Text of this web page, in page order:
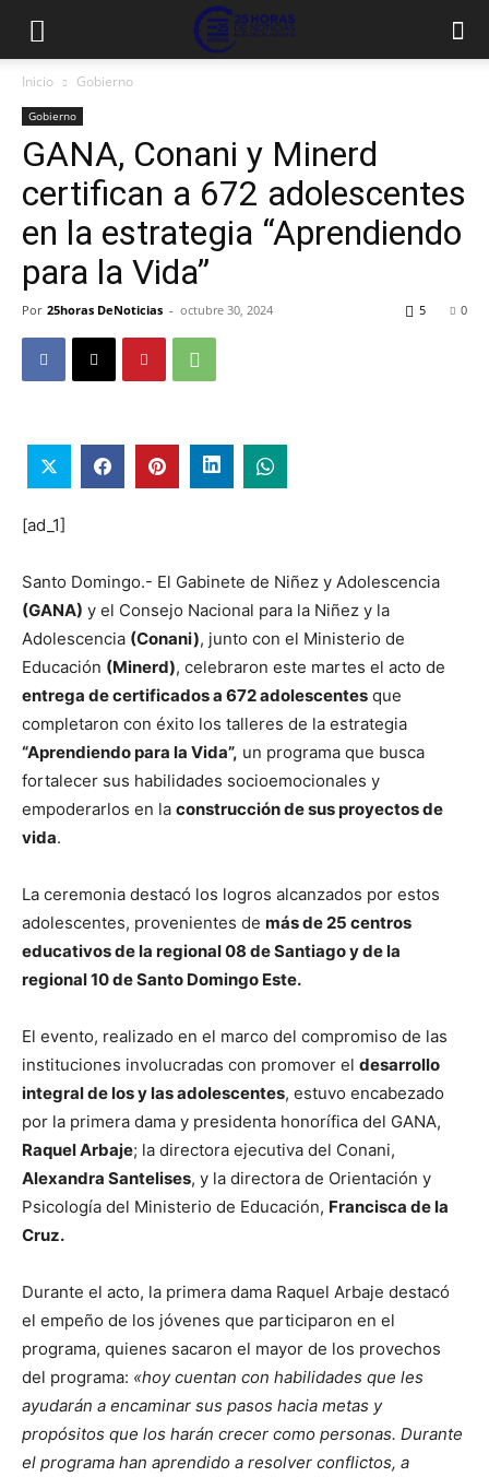
Inicio Gobierno
Gobierno
GANA, Conani y Minerd
certifican a 672 adolescentes
en la estrategia “Aprendiendo
para la Vida”
Por 25horas DeNoticias - octubre 30, 2024 0
5
[ad_1]
Santo Domingo.- El Gabinete de Niñez y Adolescencia
(GANA) y el Consejo Nacional para la Niñez y la
Adolescencia (Conani), junto con el Ministerio de
Educación (Minerd), celebraron este martes el acto de
entrega de certificados a 672 adolescentes que
completaron con éxito los talleres de la estrategia
“Aprendiendo para la Vida”, un programa que busca
fortalecer sus habilidades socioemocionales y
empoderarlos en la construcción de sus proyectos de
vida.
La ceremonia destacó los logros alcanzados por estos
adolescentes, provenientes de más de 25 centros
educativos de la regional 08 de Santiago y de la
regional 10 de Santo Domingo Este.
El evento, realizado en el marco del compromiso de las
instituciones involucradas con promover el desarrollo
integral de los y las adolescentes, estuvo encabezado
por la primera dama y presidenta honorífica del GANA,
Raquel Arbaje; la directora ejecutiva del Conani,
Alexandra Santelises, y la directora de Orientación y
Psicología del Ministerio de Educación, Francisca de la
Cruz.
Durante el acto, la primera dama Raquel Arbaje destacó
el empeño de los jóvenes que participaron en el
programa, quienes sacaron el mayor de los provechos
del programa: «hoy cuentan con habilidades que les
ayudarán a encaminar sus pasos hacia metas y
propósitos que los harán crecer como personas. Durante
el programa han aprendido a resolver conflictos, a